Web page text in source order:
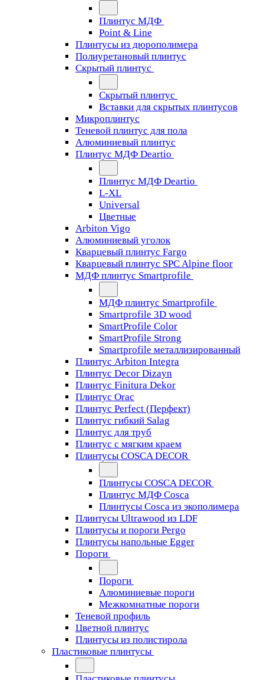
Плинтус МДФ
Point & Line
Плинтусы из дюрополимера
Полиуретановый плинтус
Скрытый плинтус
Скрытый плинтус
Вставки для скрытых плинтусов
Микроплинтус
Теневой плинтус для пола
Алюминиевый плинтус
Плинтус МДФ Deartio
Плинтус МДФ Deartio
L-XL
Universal
Цветные
Arbiton Vigo
Алюминиевый уголок
Кварцевый плинтус Fargo
Кварцевый плинтус SPC Alpine floor
МДФ плинтус Smartprofile
МДФ плинтус Smartprofile
Smartprofile 3D wood
SmartProfile Color
SmartProfile Strong
Smartprofile металлизированный
Плинтус Arbiton Integra
Плинтус Decor Dizayn
Плинтус Finitura Dekor
Плинтус Orac
Плинтус Perfect (Перфект)
Плинтус гибкий Salag
Плинтус для труб
Плинтус с мягким краем
Плинтусы COSCA DECOR
Плинтусы COSCA DECOR
Плинтус МДФ Cosca
Плинтусы Cosca из экополимера
Плинтусы Ultrawood из LDF
Плинтусы и пороги Pergo
Плинтусы напольные Egger
Пороги
Пороги
Алюминиевые пороги
Межкомнатные пороги
Теневой профиль
Цветной плинтус
Плинтусы из полистирола
Пластиковые плинтусы